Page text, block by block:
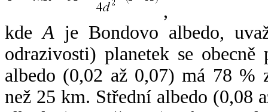
,
kdeA je Bondovo albedo,
odrazivosti) planetek se
albedo (0,02 až 0,07) má 78 %
než 25 km. Střední albedo (0,08